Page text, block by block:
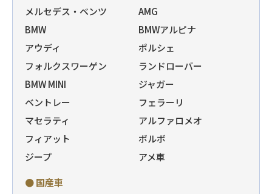
メルセデス・ベンツ
AMG
BMW
BMWアルピナ
アウディ
ポルシェ
フォルクスワーゲン
ランドローバー
BMW MINI
ジャガー
ベントレー
フェラーリ
マセラティ
アルファロメオ
フィアット
ボルボ
ジープ
アメ車
● 国産車